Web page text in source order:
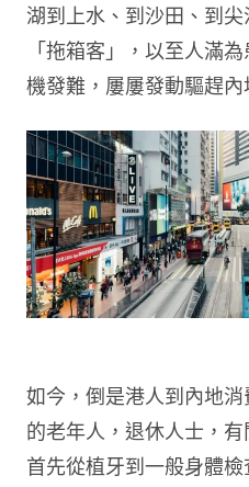
湖到上水、到沙田、到
「拖箱客」，以至人滿
機發難，屢屢發動驅趕內
如今，倒是港人到內地
的老年人，退休人士，
首先從植牙到一般身體